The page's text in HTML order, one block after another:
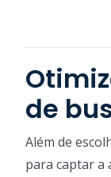
de
Além de
para captar a